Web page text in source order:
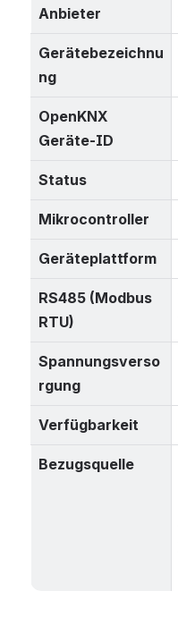
Anbieter
Gerätebezeichnu
ng
OpenKNX
Geräte-ID
Status
Mikrocontroller
Geräteplattform
RS485 (Modbus
RTU)
Spannungsverso
rgung
Verfügbarkeit
Bezugsquelle